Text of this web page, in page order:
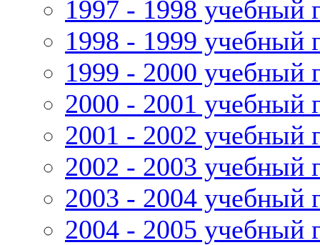
1997 - 1998 учебный
1998 - 1999 учебный
1999 - 2000 учебный
2000 - 2001 учебный
2001 - 2002 учебный
2002 - 2003 учебный
2003 - 2004 учебный
2004 - 2005 учебный